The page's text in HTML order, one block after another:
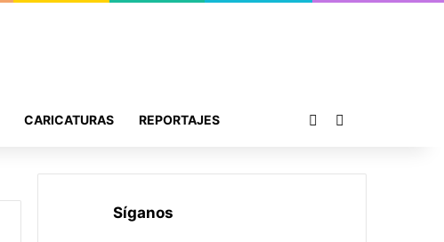
CARICATURAS REPORTAJES Publicación al azar
Síganos